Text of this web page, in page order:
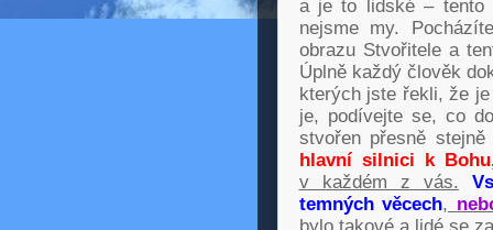
a je to lidské – tento
nejsme my.
obrazu Stvořitele a
Úplně každý člověk
kterých jste řekli, že
je, podívejte se, co
stvořen přesně
hlavní silnici k
v každém z vás.
temných věcech,